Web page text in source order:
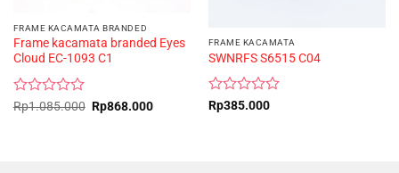
FRAME KACAMATA BRANDED
Frame kacamata branded Eyes
Cloud EC-1093 C1
Rated
Rp1.085.000 Original
price
Rp868.000Current
FRAME KACAMATA
SWNRFS S6515 C04
Rated
Rp385.000